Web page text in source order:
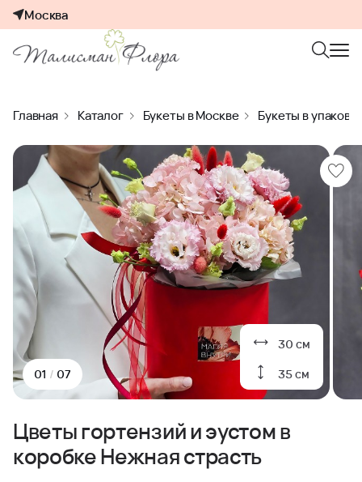
Москва
Главная Каталог Букеты в Москве Букеты в
30 см
35 см
01 / 07
Цветы гортензий и эустом в
коробке Нежная страсть